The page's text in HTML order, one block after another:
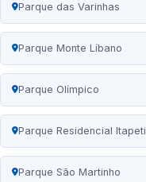
Parque das Varinhas
Parque Monte Líbano
Parque Olímpico
Parque Residencial Itapeti
Parque São Martinho